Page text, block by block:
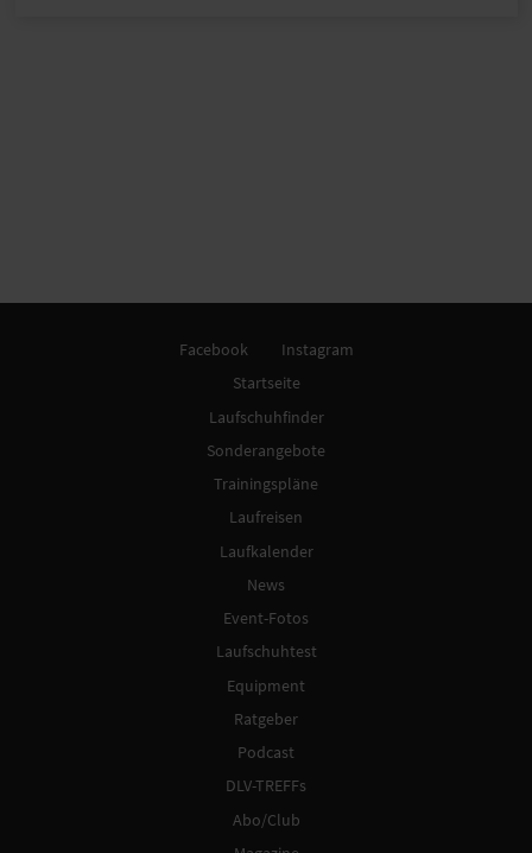
Facebook
Instagram
Startseite
Laufschuhfinder
Sonderangebote
Trainingspläne
Laufreisen
Laufkalender
News
Event-Fotos
Laufschuhtest
Equipment
Ratgeber
Podcast
DLV-TREFFs
Abo/Club